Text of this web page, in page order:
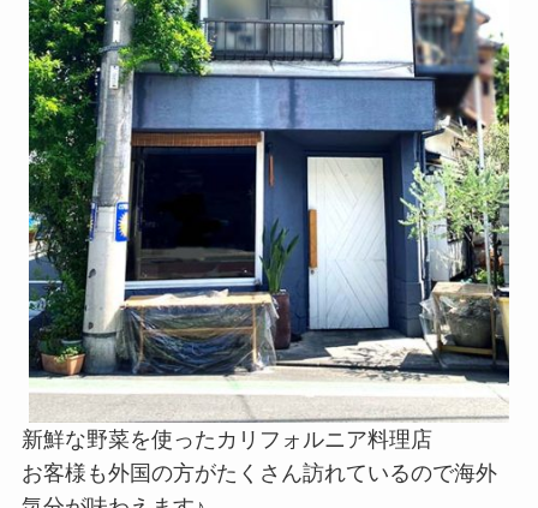
新鮮な野菜を使ったカリフォルニア料理店
お客様も外国の方がたくさん訪れているので海外